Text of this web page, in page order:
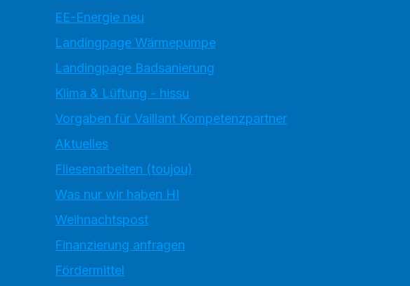
EE-Energie neu
Landingpage Wärmepumpe
Landingpage Badsanierung
Klima & Lüftung - hissu
Vorgaben für Vaillant Kompetenzpartner
Aktuelles
Fliesenarbeiten (toujou)
Was nur wir haben HI
Weihnachtspost
Finanzierung anfragen
Fördermittel